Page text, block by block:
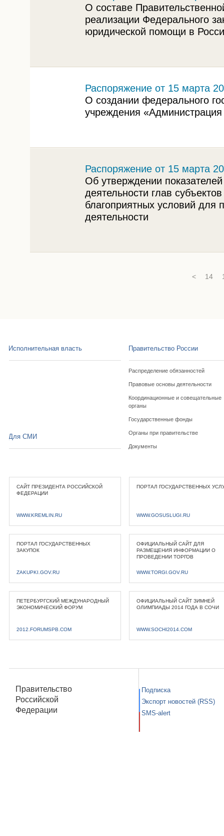
О составе
реализации Федерального
юридической помощи в
Распоряжение от 15 марта
О создании федерального
учреждения
Распоряжение от 15 марта
Об утверждении
деятельности глав
благоприятных условий для
деятельности
< 14
Исполнительная власть Правительство России
Распределение обязанностей
Правовые основы деятельности
Координационные и совещательные
органы
Государственные фонды
Органы при правительстве
Документы
Для СМИ
САЙТ ПРЕЗИДЕНТА РОССИЙСКОЙ
ФЕДЕРАЦИИ
WWW.KREMLIN.RU
ПОРТАЛ ГОСУДАРСТВЕННЫХ
WWW.GOSUSLUGI.RU
ПОРТАЛ ГОСУДАРСТВЕННЫХ
ЗАКУПОК
ZAKUPKI.GOV.RU
ОФИЦИАЛЬНЫЙ САЙТ ДЛЯ
РАЗМЕЩЕНИЯ ИНФОРМАЦИИ О
ПРОВЕДЕНИИ ТОРГОВ
WWW.TORGI.GOV.RU
ПЕТЕРБУРГСКИЙ МЕЖДУНАРОДНЫЙ
ЭКОНОМИЧЕСКИЙ ФОРУМ
2012.FORUMSPB.COM
ОФИЦИАЛЬНЫЙ САЙТ ЗИМНЕЙ
ОЛИМПИАДЫ 2014 ГОДА В СОЧИ
WWW.SOCHI2014.COM
Правительство
Российской
Федерации
Подписка
Экспорт новостей (RSS)
SMS-alert